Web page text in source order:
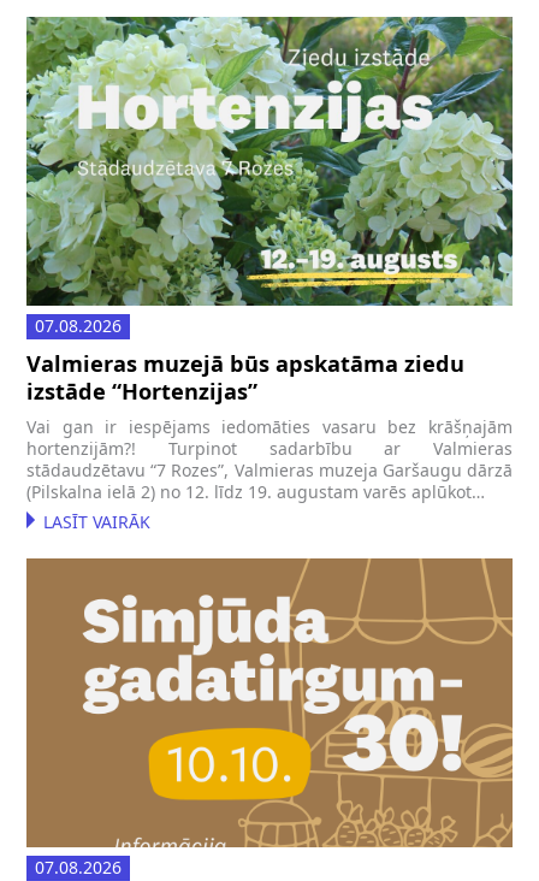
07.08.2026
Valmieras muzejā būs apskatāma ziedu
izstāde “Hortenzijas”
Vai gan ir iespējams iedomāties vasaru bez krāšņajām
hortenzijām?! Turpinot sadarbību ar Valmieras
stādaudzētavu “7 Rozes”, Valmieras muzeja Garšaugu dārzā
(Pilskalna ielā 2) no 12. līdz 19. augustam varēs aplūkot…
LASĪT VAIRĀK
07.08.2026